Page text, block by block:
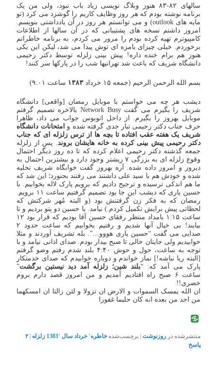
سالهای ۸۲-۸۳ هنوز وبلاگ نویسی زیاد باب نبود، ولی من یک
برنامه نوشته بودم که هر روز وظایف کاریم را گوشزد می کرد (تو
مایه های outlook) و می توانستم هر روز در آن یادداشتی بنویسم.
امروز داشتم نسخه های پشتیبانی که در آن سالها از اطلاعات
کامپیوترم تهیه کرده بودم را مرور می کردم، به برنامه خاطراتم
برخوردم. خیلی چیزای بامزه ای توش پیدا می شد، لیکن این یکی
هنوز هم برام خنده داره! پیش بینی زلزله توسط دکتر رحیمی
دانشگاه شریف که باعث شد تهرانیها شب را در پارکها سر کنند!
بسم الله الرحمن الرحیم (جمعه ۱۵ خرداد ۱۳۸۳ ساعت ۹:۰۱)
دیشب هر چه می خواستم با موبایل رمضان [واقعی] دانشگاه
شریف را بگیرم می گفت Network Busy بالاخره تصمیم گرفتم
موبایل بهروز را بگیرم. از داخل اتوبوس جواب می داد، ظاهرا
حرف جناب دکتر رحیمی تبار جدی گرفته شده و
امتحانات دانشگاه
شریف یک هفته عقب افتاده تا بچه ها از ترس زلزله ای که جناب
دکتر رحیمی پیش بینی کرده به خانه هایشان بروند. پس از زلزله
جمعه گذشته دکتر رحیمی اعلام کرده که تا ده روز دیگر احتمال
وقوع زلزله ای به بزرگی ۷ ریشتر وجود دارد و بیشترین احتمال به
دیروز و امروز داده شده. آره بهروز گفت خوابگاه شریف تخلیه
شده و خودش هم با سید علی داشتند می رفتند بجنورد؛ این شد که
ما هم اندکی ترسیده و ترجیح دادیم که برویم پارک لاله بخوابیم. با
حسین یاری که دیشب این جا بود تصمیم گرفتیم ساعت ۱۱ برویم.
رمضان که به فکر زن گرفتنش بود (و البته مُهر شرکتش که
لحظاتی پیش برایش تکمیل کردم.) نیامد. با حسین دو پتو بردیم و تا
ساعت ۱:۱۵ بامداد منتظر رفقای حسین آقا بودیم که قرار بود ۱۲
بیایند! بی خیال آنها شدیم و رفتیم بخوابیم که ساعت حدود ۲
صدایی می گفت “حسین یاری هووو…”. بله تشریف آوردند و مثلا
خوابیدیم ولی جایتان خالی تا صبح بیدار بودم. صدای اذانی نیامد و با
توجه به ساعت، حول و حوش ۴:۴۰ بلند شدم رفتم وضو گرفتم
[البته ریا نباشه!] نماز خواندم و دوباره خوابیدم که صدای خدمتکار
پارک می آمد که: “بلند شین؛ زلزله آمد دید نیستین برگشت”
ساعت ۶ صبح راه افتادیم آمدیم و من امروز قصد دارم بروم
خضری!!
ان الله یمسک السموات و الارض ان تزولا و لئن زالتا ان امسکهما
من احد من بعده انه کان حلیما غفورا
منتشرشده در روزنوشت |برچسب‌شده خاطره٬ خرداد سال 1383 ٬ زلزله |۲
پاسخ